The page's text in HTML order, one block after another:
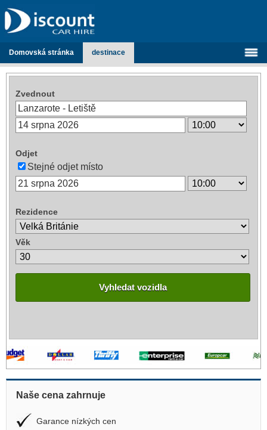
Domovská stránka destinace
Zvednout
Odjet
Stejné odjet místo
Rezidence
Věk
Vyhledat vozidla
Naše cena zahrnuje
Garance nízkých cen